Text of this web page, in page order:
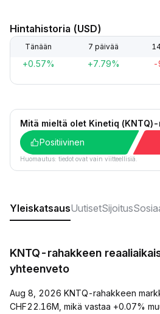
Hintahistoria (USD)
Tänään 7 päivää
+0.57% +7.79% -
Mitä mieltä olet Kinetiq
Positiivinen
Huomautus: tiedot ovat vain viitteellisiä.
YleiskatsausUutisetSijoitus
KNTQ-rahakkeen
yhteenveto
Aug 8, 2026 KNTQ-rahakkeen
CHF22.16M, mikä vastaa +0.07%